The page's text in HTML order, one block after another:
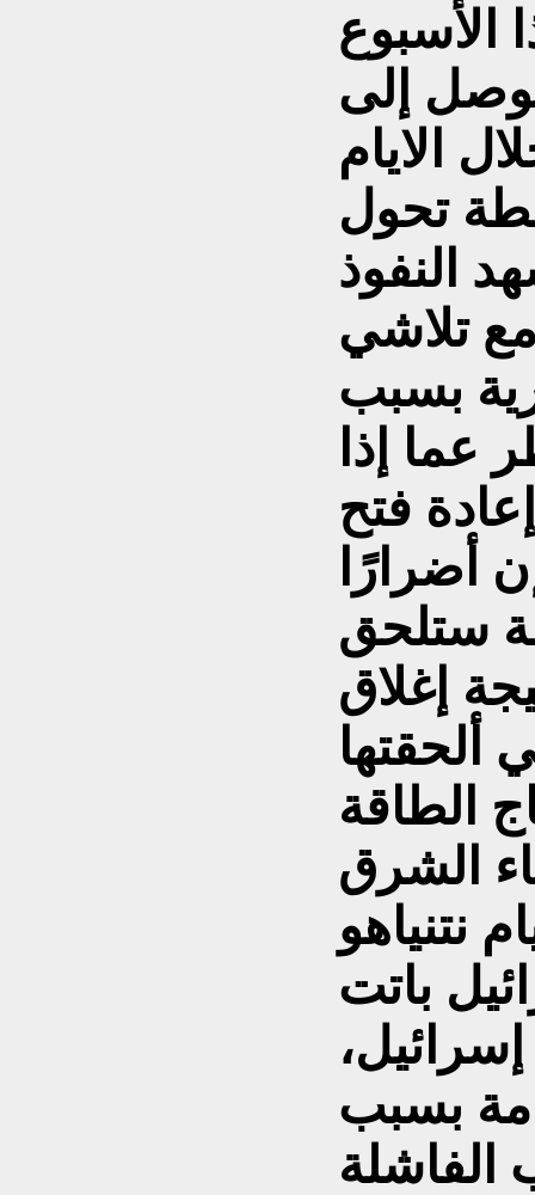
الأسبوع
إلى
الايام
تحول
النفوذ
مع تلاشي
بسبب
عما إذا
فتح
أضرارًا
ستلحق
إغلاق
ألحقتها
الطاقة
الشرق
نتنياهو
باتت
بسبب
الفاشلة